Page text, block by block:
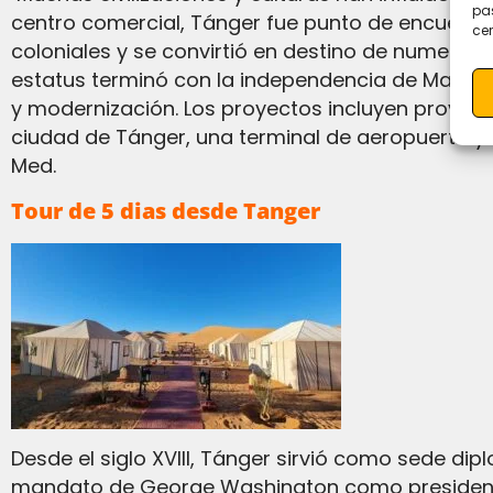
centro comercial, Tánger fue punto de
coloniales y se convirtió en destino de
estatus terminó con la independencia de
y modernización. Los proyectos incluyen
ciudad de Tánger, una terminal de aeropuerto
Med.
Tour de 5 dias desde Tanger
Desde el siglo XVIII, Tánger sirvió como sede diplomática de Marruecos.[54] Estados Unidos abrió su primer consulado en Tánger durante el
mandato de George Washington como